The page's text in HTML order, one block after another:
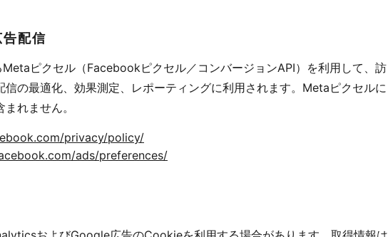
配信
ピクセル（Facebookピクセル／コンバージョンAPI）を利用して、訪
の最適化、効果測定、レポーティングに利用されます。Metaピクセルに
れません。
privacy/policy/
ads/preferences/